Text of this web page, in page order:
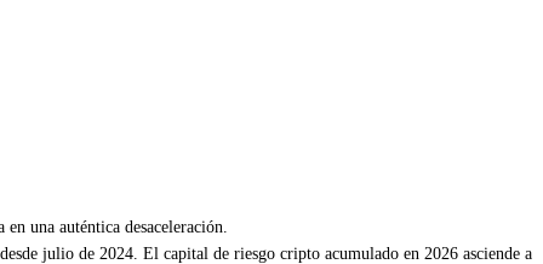
una auténtica desaceleración.
julio de 2024. El capital de riesgo cripto acumulado en 2026 asciende a